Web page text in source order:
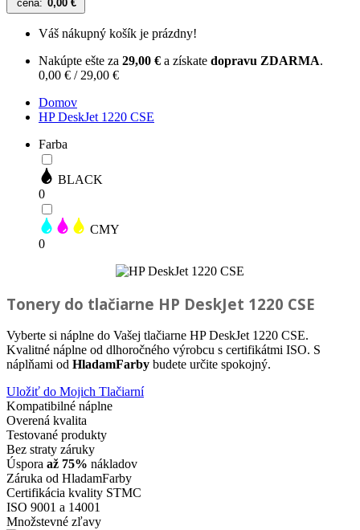
cena: 0,00 €
Váš nákupný košík je prázdny!
Nakúpte ešte za 29,00 € a získate dopravu ZDARMA.
0,00 € / 29,00 €
Domov
HP DeskJet 1220 CSE
Farba
BLACK
0
CMY
0
Tonery do tlačiarne HP DeskJet 1220 CSE
Vyberte si náplne do Vašej tlačiarne HP DeskJet 1220 CSE.
Kvalitné náplne od dlhoročného výrobcu s certifikátmi ISO. S
náplňami od HladamFarby budete určite spokojný.
Uložiť do Mojich Tlačiarní
Kompatibilné náplne
Overená kvalita
Testované produkty
Bez straty záruky
Úspora až 75% nákladov
Záruka od HladamFarby
Certifikácia kvality STMC
ISO 9001 a 14001
Množstevné zľavy